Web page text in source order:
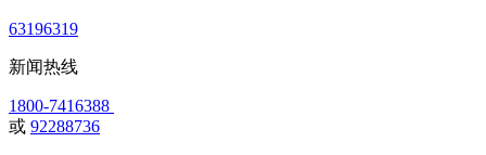
63196319
新闻热线
1800-7416388
或 92288736